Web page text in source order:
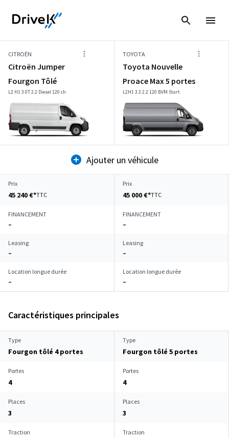
CITROËN
Citroën Jumper
Fourgon Tôlé
L2 H1 3.0T 2.2 Diesel 120 ch
TOYOTA
Toyota Nouvelle
Proace Max 5 portes
L2H1 3.3 2.2 120 BVM Start
Ajouter un véhicule
Prix
45 240 €*TTC
Prix
45 000 €*TTC
FINANCEMENT
–
FINANCEMENT
–
Leasing
–
Leasing
–
Location longue durée
–
Location longue durée
–
Caractéristiques principales
Type
Fourgon tôlé 4 portes
Type
Fourgon tôlé 5 portes
Portes
4
Portes
4
Places
3
Places
3
Traction Traction